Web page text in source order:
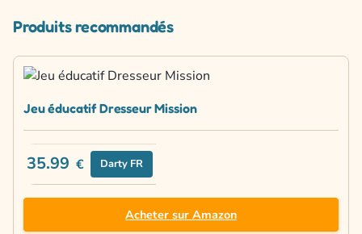
Produits recommandés
Jeu éducatif Dresseur Mission
35.99 € Darty FR
Acheter sur Amazon